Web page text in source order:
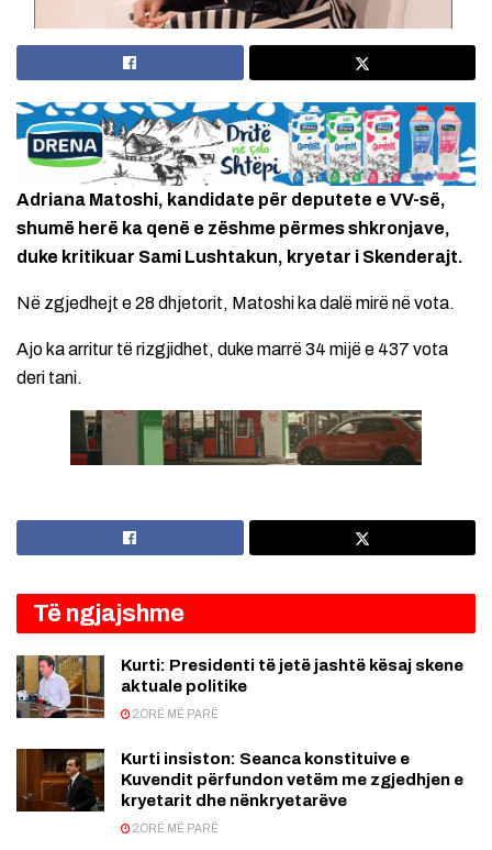
Adriana Matoshi, kandidate për deputete e VV-së,
shumë herë ka qenë e zëshme përmes shkronjave,
duke kritikuar Sami Lushtakun, kryetar i Skenderajt.
Në zgjedhejt e 28 dhjetorit, Matoshi ka dalë mirë në vota.
Ajo ka arritur të rizgjidhet, duke marrë 34 mijë e 437 vota
deri tani.
Të ngjajshme
Kurti: Presidenti të jetë jashtë kësaj skene
aktuale politike
2 ORË MË PARË
Kurti insiston: Seanca konstituive e
Kuvendit përfundon vetëm me zgjedhjen e
kryetarit dhe nënkryetarëve
2 ORË MË PARË